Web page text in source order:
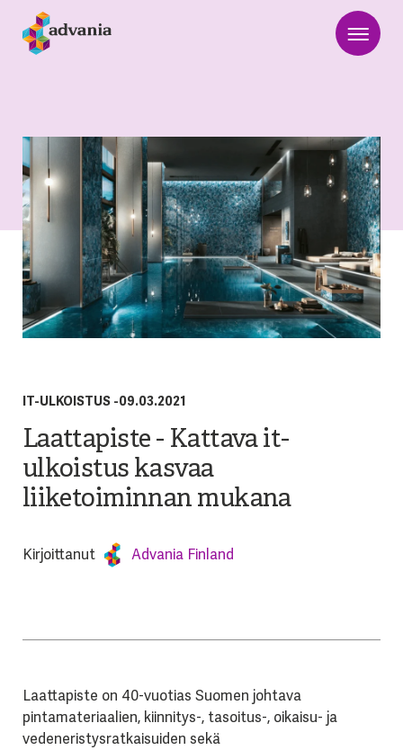
IT-ULKOISTUS -09.03.2021
Laattapiste - Kattava it-
ulkoistus kasvaa
liiketoiminnan mukana
Kirjoittanut Advania Finland
Laattapiste on 40-vuotias Suomen johtava
pintamateriaalien, kiinnitys-, tasoitus-, oikaisu- ja
vedeneristysratkaisuiden sekä